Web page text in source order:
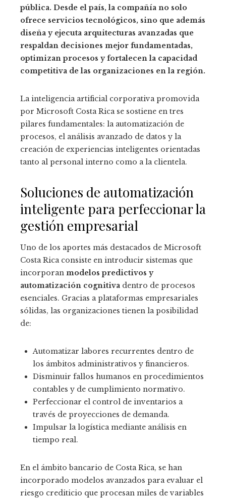
pública. Desde el país, la compañía no solo
ofrece servicios tecnológicos, sino que además
diseña y ejecuta arquitecturas avanzadas que
respaldan decisiones mejor fundamentadas,
optimizan procesos y fortalecen la capacidad
competitiva de las organizaciones en la región.
La inteligencia artificial corporativa promovida
por Microsoft Costa Rica se sostiene en tres
pilares fundamentales: la automatización de
procesos, el análisis avanzado de datos y la
creación de experiencias inteligentes orientadas
tanto al personal interno como a la clientela.
Soluciones de automatización
inteligente para perfeccionar la
gestión empresarial
Uno de los aportes más destacados de Microsoft
Costa Rica consiste en introducir sistemas que
incorporan modelos predictivos y
automatización cognitiva dentro de procesos
esenciales. Gracias a plataformas empresariales
sólidas, las organizaciones tienen la posibilidad
de:
Automatizar labores recurrentes dentro de
los ámbitos administrativos y financieros.
Disminuir fallos humanos en procedimientos
contables y de cumplimiento normativo.
Perfeccionar el control de inventarios a
través de proyecciones de demanda.
Impulsar la logística mediante análisis en
tiempo real.
En el ámbito bancario de Costa Rica, se han
incorporado modelos avanzados para evaluar el
riesgo crediticio que procesan miles de variables